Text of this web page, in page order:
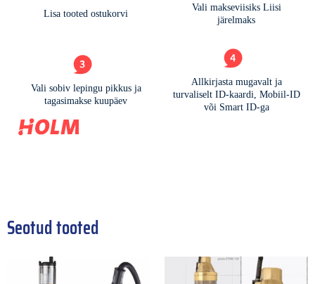
Seotud tooted